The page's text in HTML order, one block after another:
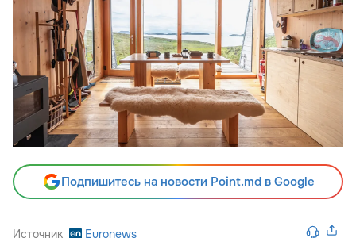
Подпишитесь на новости Point.md в Google
Источник Euronews